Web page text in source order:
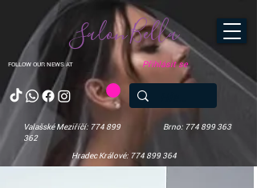
FOLLOW OUR NEWS AT
Salon Bella
Valašské Meziříčí: 774 899
362
Brno: 774 899 363
Hradec Králové: 774 899 364
Přihlásit se